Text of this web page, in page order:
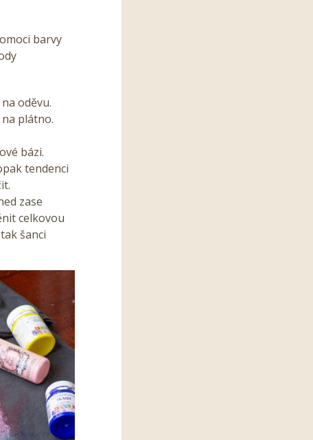
barvy
oděvu.
plátno.
bázi.
tendenci
zase
celkovou
šanci